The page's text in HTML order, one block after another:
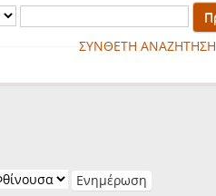
ΣΥΝΘΕΤΗ ΑΝΑΖΗΤΗΣΗ